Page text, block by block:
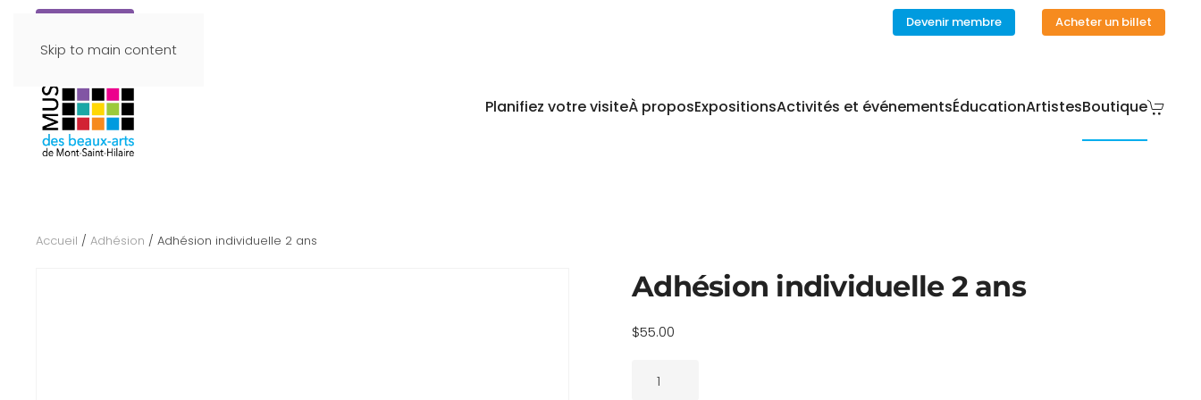
Skip to main content
Devenir membre Acheter un billet
Planifiez votre visiteÀ proposExpositionsActivités et événementsÉducationArtistesBoutique
Accueil / Adhésion / Adhésion individuelle 2 ans
Adhésion individuelle 2 ans
$55.00